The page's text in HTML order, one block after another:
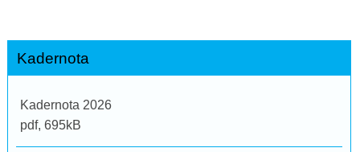
Kadernota
Kadernota 2026
pdf, 695kB